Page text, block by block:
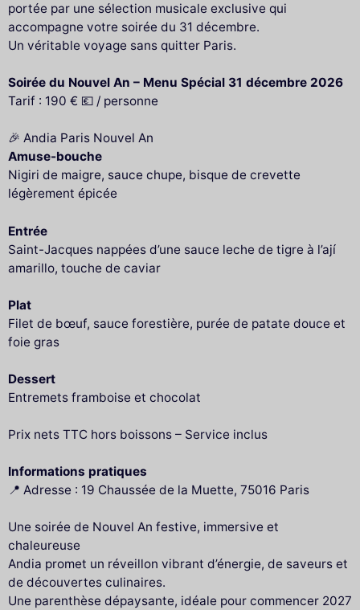
portée par une sélection musicale exclusive qui
accompagne votre soirée du 31 décembre.
Un véritable voyage sans quitter Paris.
Soirée du Nouvel An – Menu Spécial 31 décembre 2026
Tarif : 190 € 💶 / personne
🎉 Andia Paris Nouvel An
Amuse-bouche
Nigiri de maigre, sauce chupe, bisque de crevette
légèrement épicée
Entrée
Saint-Jacques nappées d’une sauce leche de tigre à l’ají
amarillo, touche de caviar
Plat
Filet de bœuf, sauce forestière, purée de patate douce et
foie gras
Dessert
Entremets framboise et chocolat
Prix nets TTC hors boissons – Service inclus
Informations pratiques
📍 Adresse : 19 Chaussée de la Muette, 75016 Paris
Une soirée de Nouvel An festive, immersive et
chaleureuse
Andia promet un réveillon vibrant d’énergie, de saveurs et
de découvertes culinaires.
Une parenthèse dépaysante, idéale pour commencer 2027